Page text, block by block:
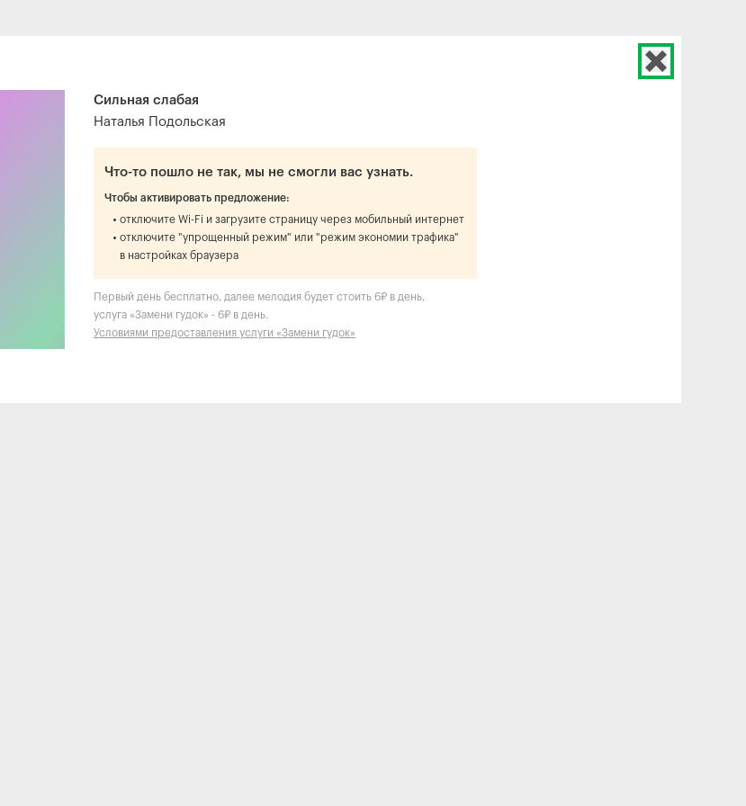
Сильная слабая
Наталья Подольская
Что-то пошло не так, мы не смогли вас узнать.
Чтобы активировать предложение:
отключите Wi-Fi и загрузите страницу через мобильный интернет
отключите "упрощенный режим" или "режим экономии трафика"
в настройках браузера
Первый день бесплатно, далее мелодия будет стоить 6₽ в день,
услуга «Замени гудок» - 6₽ в день.
Условиями предоставления услуги «Замени гудок»